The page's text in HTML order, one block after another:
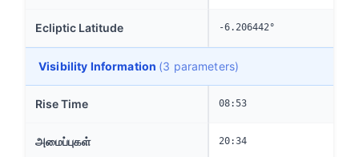
Ecliptic Latitude -6.206442°
Visibility Information (3 parameters)
Rise Time 08:53
அமைப்புகள் 20:34